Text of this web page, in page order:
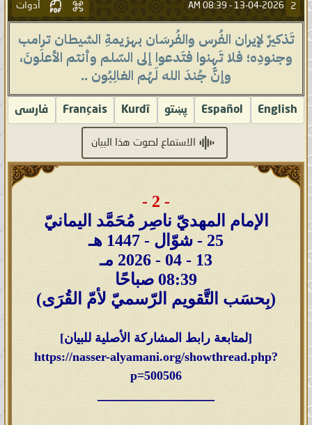
2
13-04-2026 -
08:39 AM أدوات
تَذكيرٌ لإيران الفُرس والفُرسَان بهزيمةِ الشيطان ترامب
وجنودِه؛ فلا تَهِنوا فتَدعوا إلى السّلم وأنتم الأعلَونَ،
وإنَّ جُندَ الله لَهُم الغالِبُون ..
English
Español پښتو Kurdî
Français فارسى
الاستماع لصوت هذا البيان
- 2 -
الإمام المهديّ ناصِر مُحَمَّد اليمانيّ
25 - شوّال - 1447 هـ
13 - 04 - 2026 مـ
08:39 صباحًا
(بِحسَب التَّقويم الرّسميّ لأمّ القُرَى)
[لمتابعة رابط المشاركة الأصلية للبيان]
https://nasser-alyamani.org/showthread.php?
p=500506